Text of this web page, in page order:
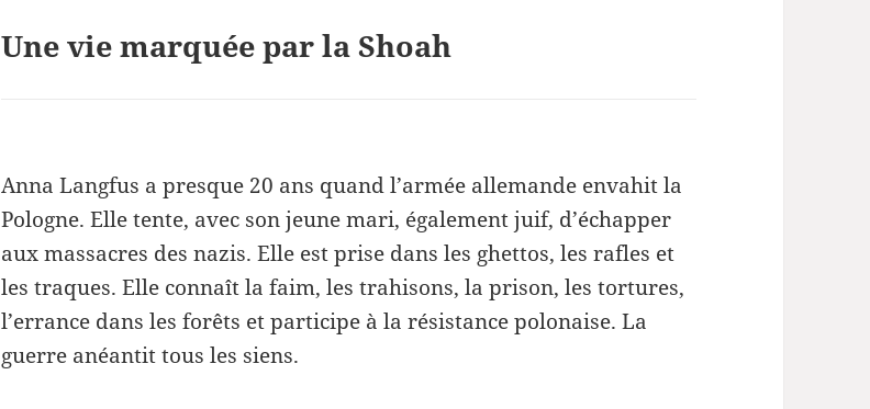
Une vie marquée par la Shoah
Anna Langfus a presque 20 ans quand l’armée allemande envahit la
Pologne. Elle tente, avec son jeune mari, également juif, d’échapper
aux massacres des nazis. Elle est prise dans les ghettos, les rafles et
les traques. Elle connaît la faim, les trahisons, la prison, les tortures,
l’errance dans les forêts et participe à la résistance polonaise. La
guerre anéantit tous les siens.